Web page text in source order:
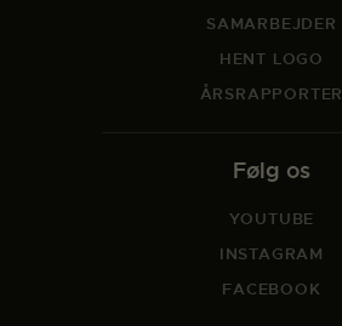
SAMARBEJDER
HENT LOGO
ÅRSRAPPORTER
Følg os
YOUTUBE
INSTAGRAM
FACEBOOK